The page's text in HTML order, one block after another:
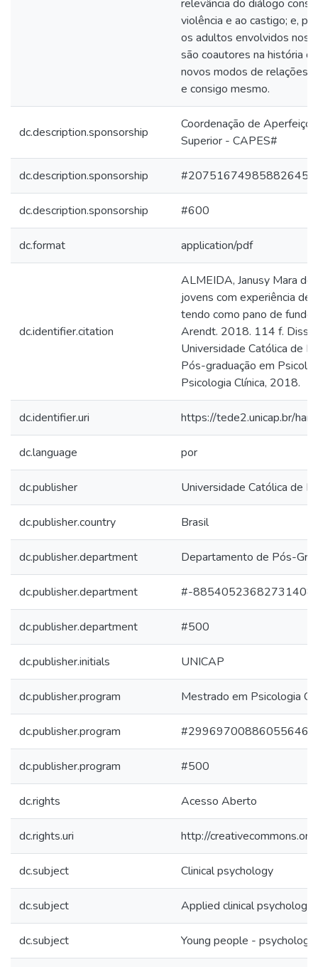
relevância do diálogo
violência e ao castigo; e,
os adultos envolvidos nos
são coautores na história
novos modos de relações
e consigo mesmo.
dc.description.sponsorship
Coordenação de
Superior - CAPES#
dc.description.sponsorship
dc.description.sponsorship #600
dc.format application/pdf
dc.identifier.citation
ALMEIDA, Janusy Mara
jovens com experiência de
tendo como pano de
Arendt. 2018. 114 f.
Universidade Católica de
Pós-graduação em
Psicologia Clínica, 2018.
dc.identifier.uri https://tede2.unicap.br/
dc.language por
dc.publisher Universidade Católica de
dc.publisher.country Brasil
dc.publisher.department Departamento de Pós-
dc.publisher.department #-
dc.publisher.department #500
dc.publisher.initials UNICAP
dc.publisher.program Mestrado em Psicologia
dc.publisher.program
dc.publisher.program #500
dc.rights Acesso Aberto
dc.rights.uri http://
dc.subject Clinical psychology
dc.subject Applied clinical psychology
dc.subject Young people - psychology